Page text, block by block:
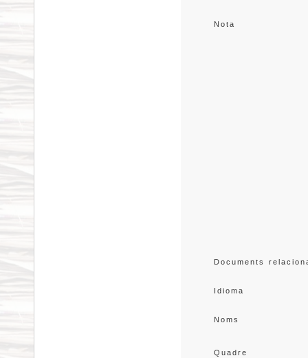
Nota
Documents
Idioma
Noms
Quadre